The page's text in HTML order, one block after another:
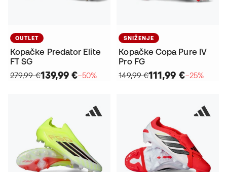
OUTLET
Kopačke Predator Elite
FT SG
279,99 €139,99 €−50%
SNIŽENJE
Kopačke Copa Pure IV
Pro FG
149,99 €111,99 €−25%